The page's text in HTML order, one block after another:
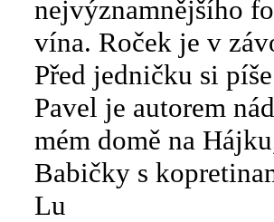
nejvýznamnějšího
vína. Roček je v
Před jedničku si
Pavel je autorem
mém domě na
Babičky s
Lu